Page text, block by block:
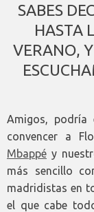
SABES
HASTA
VERANO,
Amigos, podría
convencer a
Mbappé y
más sencillo
madridistas en
el que cabe